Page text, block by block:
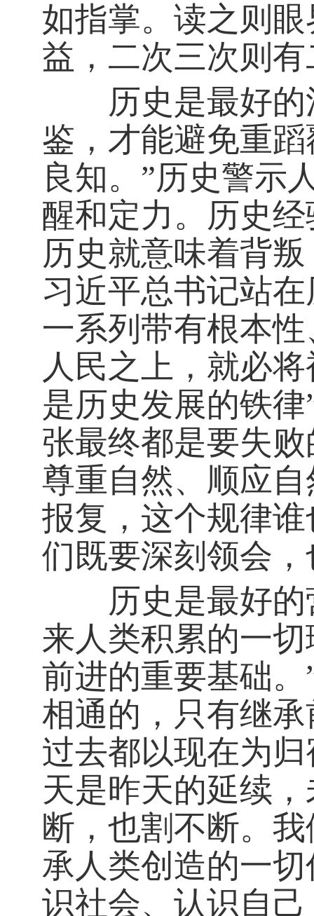
如指掌。读之则
益，二次三次则
历史是最好的
鉴，才能避免重
良知。”历史警示
醒和定力。历史
历史就意味着背
习近平总书记站
一系列带有根本
人民之上，就必
是历史发展的铁
张最终都是要失
尊重自然、顺应
报复，这个规律
们既要深刻领会
历史是最好的
来人类积累的一
前进的重要基础
相通的，只有继
过去都以现在为
天是昨天的延续
断，也割不断。
承人类创造的一
识社会、认识自